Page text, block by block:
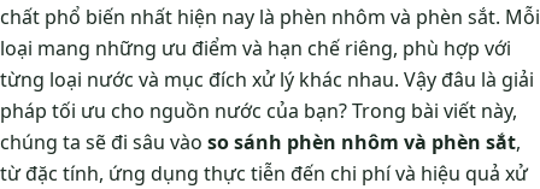
chất phổ biến nhất hiện nay là phèn nhôm và phèn sắt. Mỗi
loại mang những ưu điểm và hạn chế riêng, phù hợp với
từng loại nước và mục đích xử lý khác nhau. Vậy đâu là giải
pháp tối ưu cho nguồn nước của bạn? Trong bài viết này,
chúng ta sẽ đi sâu vào so sánh phèn nhôm và phèn sắt,
từ đặc tính, ứng dụng thực tiễn đến chi phí và hiệu quả xử